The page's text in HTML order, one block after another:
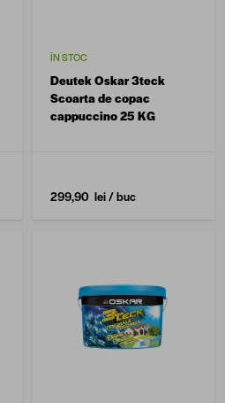
ÎN STOC
Deutek Oskar 3teck
Scoarta de copac
cappuccino 25 KG
299,90 lei/ buc